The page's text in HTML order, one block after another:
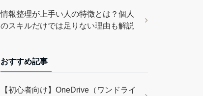
情報整理が上手い人の特徴とは？個人
のスキルだけでは足りない理由も解説
おすすめ記事
【初心者向け】OneDrive（ワンドライ